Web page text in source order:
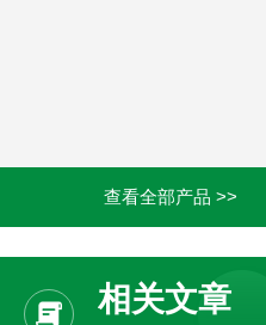
查看全部产品 >>
相关文章